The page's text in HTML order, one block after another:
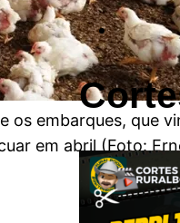
os embarques, que
em abril (Foto: